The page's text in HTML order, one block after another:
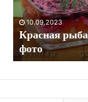
10.09.2023
Морс
фото